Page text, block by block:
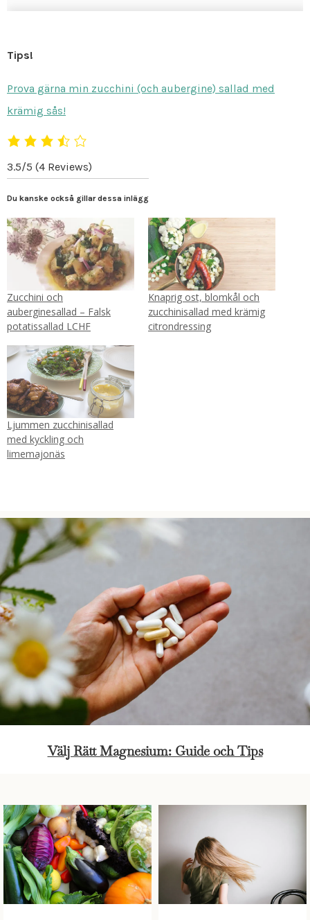
Tips!
Prova gärna min zucchini (och aubergine) sallad med
krämig sås!
3.5/5 (4 Reviews)
Du kanske också gillar dessa inlägg
Zucchini och
auberginesallad – Falsk
potatissallad LCHF
Knaprig ost, blomkål och
zucchinisallad med krämig
citrondressing
Ljummen zucchinisallad
med kyckling och
limemajonäs
Välj Rätt Magnesium: Guide och Tips